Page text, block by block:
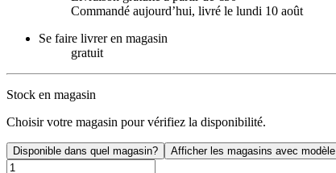
Commandé aujourdʼhui, livré le lundi 10 août
Se faire livrer en magasin
gratuit
Stock en magasin
Choisir votre magasin pour vérifiez la disponibilité.
Disponible dans quel magasin? Afficher les magasins avec modèle